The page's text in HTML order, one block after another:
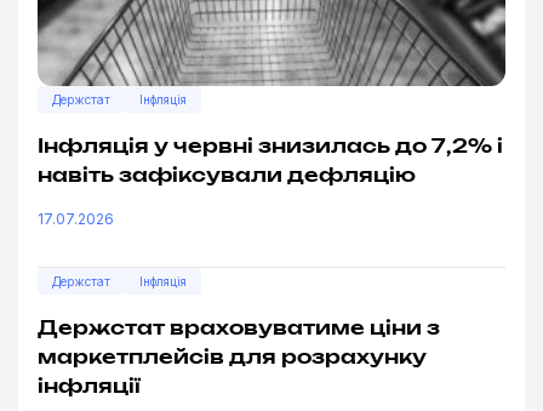
Держстат Інфляція
Інфляція у червні знизилась до 7,2% і
навіть зафіксували дефляцію
17.07.2026
Держстат Інфляція
Держстат враховуватиме ціни з
маркетплейсів для розрахунку
інфляції